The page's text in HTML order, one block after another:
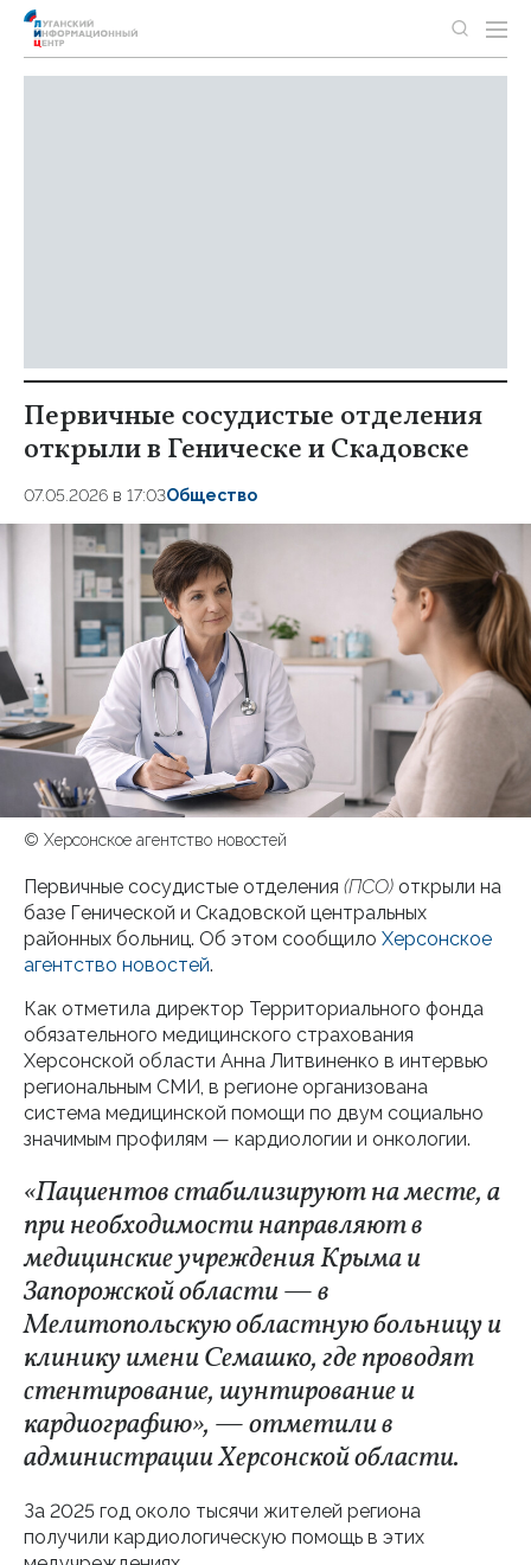
Первичные сосудистые отделения
открыли в Геническе и Скадовске
07.05.2026 в 17:03Общество
© Херсонское агентство новостей
Первичные сосудистые отделения (ПСО) открыли на
базе Генической и Скадовской центральных
районных больниц. Об этом сообщило Херсонское
агентство новостей.
Как отметила директор Территориального фонда
обязательного медицинского страхования
Херсонской области Анна Литвиненко в интервью
региональным СМИ, в регионе организована
система медицинской помощи по двум социально
значимым профилям — кардиологии и онкологии.
«Пациентов стабилизируют на месте, а
при необходимости направляют в
медицинские учреждения Крыма и
Запорожской области — в
Мелитопольскую областную больницу и
клинику имени Семашко, где проводят
стентирование, шунтирование и
кардиографию», — отметили в
администрации Херсонской области.
За 2025 год около тысячи жителей региона
получили кардиологическую помощь в этих